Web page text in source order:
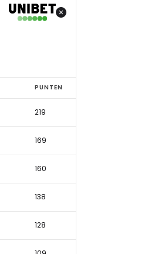
PUNTEN
219
169
160
138
128